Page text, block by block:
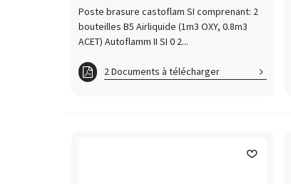
Poste brasure castoflam SI comprenant: 2
bouteilles B5 Airliquide (1m3 OXY, 0.8m3
ACET) Autoflamm II SI 0 2...
2 Documents à télécharger